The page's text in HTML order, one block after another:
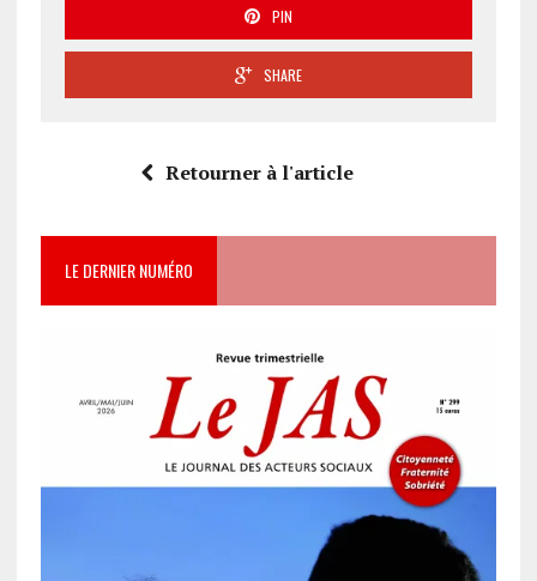
PIN
SHARE
Retourner à l'article
LE DERNIER NUMÉRO